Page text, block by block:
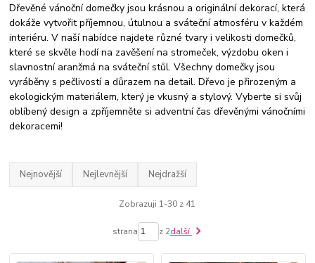
Dřevěné vánoční domečky jsou krásnou a originální dekorací, která
dokáže vytvořit příjemnou, útulnou a sváteční atmosféru v každém
interiéru. V naší nabídce najdete různé tvary i velikosti domečků,
které se skvěle hodí na zavěšení na stromeček, výzdobu oken i
slavnostní aranžmá na sváteční stůl. Všechny domečky jsou
vyráběny s pečlivostí a důrazem na detail. Dřevo je přirozeným a
ekologickým materiálem, který je vkusný a stylový. Vyberte si svůj
oblíbený design a zpříjemněte si adventní čas dřevěnými vánočními
dekoracemi!
Nejnovější Nejlevnější Nejdražší
Zobrazuji 1-30 z 41
strana z 2další